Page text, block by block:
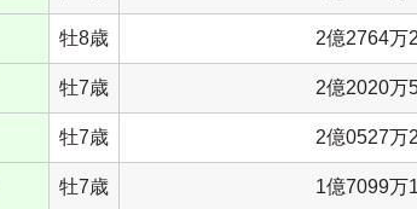
牡8歳 2億2764万
牡7歳 2億2020万
牡7歳 2億0527万
牡7歳 1億7099万